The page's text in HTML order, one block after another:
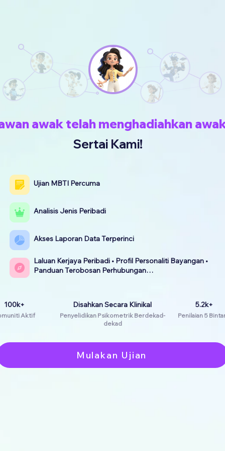
awak telah menghadiahkan
Sertai Kami!
Ujian MBTI Percuma
Analisis Jenis Peribadi
Akses Laporan Data Terperinci
Laluan Kerjaya Peribadi • Profil Personaliti Bayangan •
Panduan Terobosan Perhubungan…
Disahkan Secara Klinikal
Penyelidikan Psikometrik Berdekad-
dekad
100k+
Aktif
5.2k+
Penilaian 5
Mulakan Ujian